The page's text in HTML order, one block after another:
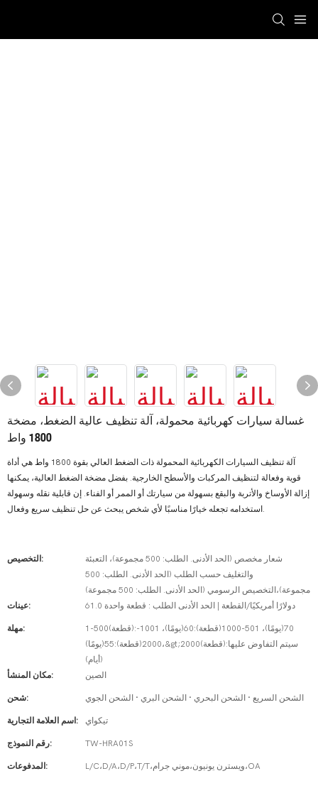
غسالة سيارات كهربائية محمولة، آلة تنظيف عالية الضغط، مضخة
1800 واط
آلة تنظيف السيارات الكهربائية المحمولة ذات الضغط العالي بقوة 1800 واط هي أداة
قوية وفعالة لتنظيف المركبات والأسطح الخارجية. بفضل مضخة الضغط العالية، يمكنها
إزالة الأوساخ والأتربة والبقع بسهولة من سيارتك أو الممر أو الفناء. إن قابلية نقله وسهولة
استخدامه تجعله خيارًا مناسبًا لأي شخص يبحث عن حل تنظيف سريع وفعال.
التخصيص:
شعار مخصص (الحد الأدنى. الطلب: 500 مجموعة)، التعبئة
والتغليف حسب الطلب (الحد الأدنى. الطلب: 500
مجموعة)،التخصيص الرسومي (الحد الأدنى. الطلب: 500 مجموعة)
عينات:
61.0 دولارًا أمريكيًا/القطعة | الحد الأدنى الطلب : قطعة واحدة
مهلة:
1-500(قطعة):70(يومًا)، 501-1000(قطعة):60(يومًا)، 1001-
2000(قطعة):55(يومًا)،&gt;2000(قطعة):سيتم التفاوض عليها
(أيام)
مكان المنشأ:
الصين
شحن: الشحن السريع · الشحن البحري · الشحن البري · الشحن الجوي
اسم العلامة التجارية: تيكواي
رقم النموذج: TW-HRA01S
المدفوعات: L/C،D/A،D/P،T/T،ويسترن يونيون،موني جرام،OA